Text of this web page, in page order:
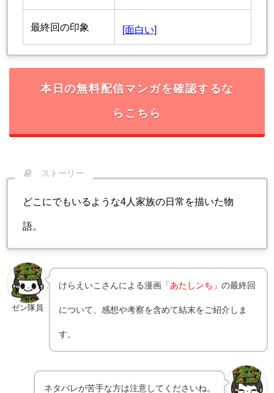
最終回の印象 [面白い]
本日の無料配信マンガを確認するな
らこちら
ストーリー
どこにでもいるような4人家族の日常を描いた物
語。
ゼン隊員
けらえいこさんによる漫画 「あたしンち」の最終回
について、感想や考察を含めて結末をご紹介しま
す。
ネタバレが苦手な方は注意してくださいね。